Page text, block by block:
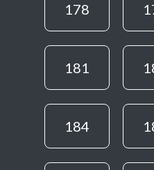
178
181
184